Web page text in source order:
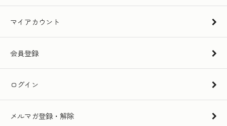
マイアカウント
会員登録
ログイン
メルマガ登録・解除